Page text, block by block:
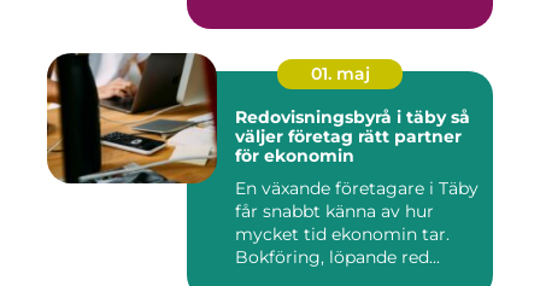
01. maj
Redovisningsbyrå i täby så
väljer företag rätt partner
för ekonomin
En växande företagare i Täby
får snabbt känna av hur
mycket tid ekonomin tar.
Bokföring, löpande red...